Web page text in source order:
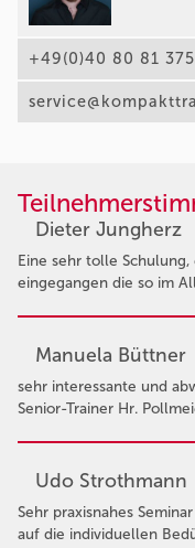
+49(0)40 80 81
Dieter Jungherz
Eine sehr tolle
eingegangen die so im
Manuela Büttner
sehr interessante und
Senior-Trainer Hr.
Udo Strothmann
Sehr praxisnahes
auf die individuellen